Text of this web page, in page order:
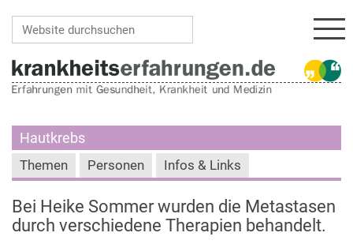
Hautkrebs
Themen Personen Infos & Links
Bei Heike Sommer wurden die Metastasen
durch verschiedene Therapien behandelt.